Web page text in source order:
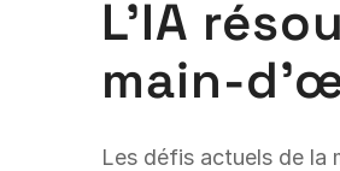
L'IA
main-
Les défis actuels de la